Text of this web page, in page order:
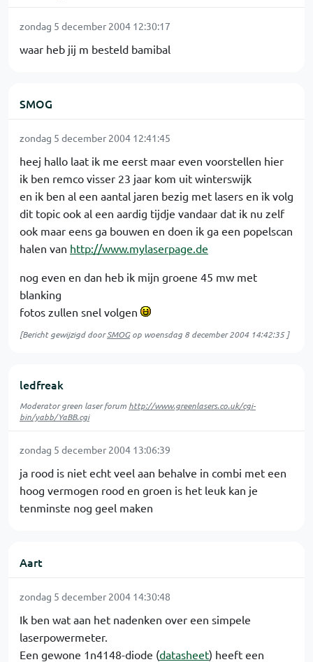
zondag 5 december 2004 12:30:17
waar heb jij m besteld bamibal
SMOG
zondag 5 december 2004 12:41:45
heej hallo laat ik me eerst maar even voorstellen hier
ik ben remco visser 23 jaar kom uit winterswijk
en ik ben al een aantal jaren bezig met lasers en ik volg
dit topic ook al een aardig tijdje vandaar dat ik nu zelf
ook maar eens ga bouwen en doen ik ga een popelscan
halen van http://www.mylaserpage.de
nog even en dan heb ik mijn groene 45 mw met
blanking
fotos zullen snel volgen
[Bericht gewijzigd doorSMOGop woensdag 8 december 2004 14:42:35]
ledfreak
Moderator green laser forum http://www.greenlasers.co.uk/cgi-
bin/yabb/YaBB.cgi
zondag 5 december 2004 13:06:39
ja rood is niet echt veel aan behalve in combi met een
hoog vermogen rood en groen is het leuk kan je
tenminste nog geel maken
Aart
zondag 5 december 2004 14:30:48
Ik ben wat aan het nadenken over een simpele
laserpowermeter.
Een gewone 1n4148-diode (datasheet) heeft een